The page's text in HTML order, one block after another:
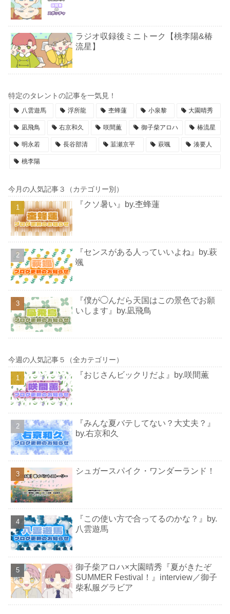
ラジオ収録後ミニトーク【桃李陽&椿
流星】
特定のタレントの記事を一気見！
八雲遊馬 浮所龍 杢蜂蓮 小泉黎 大園晴秀
凪飛鳥 右京和久 咲間薫 御子柴アロハ 椿流星
明永若 長谷部清 韮瀬京平 萩颯 湊要人
桃李陽
今月の人気記事３（カテゴリー別）
『クソ暑い』by.杢蜂蓮
『センスがある人っていいよね』by.萩
颯
『僕が◯んだら天国はこの景色でお願
いします』by.凪飛鳥
今週の人気記事５（全カテゴリー）
『おじさんビックリだよ』by.咲間薫
『みんな夏バテしてない？大丈夫？』
by.右京和久
シュガースパイク・ワンダーランド！
『この使い方で合ってるのかな？』by.
八雲遊馬
御子柴アロハ×大園晴秀『夏がきたぞ
SUMMER Festival！』interview／御子
柴私服グラビア